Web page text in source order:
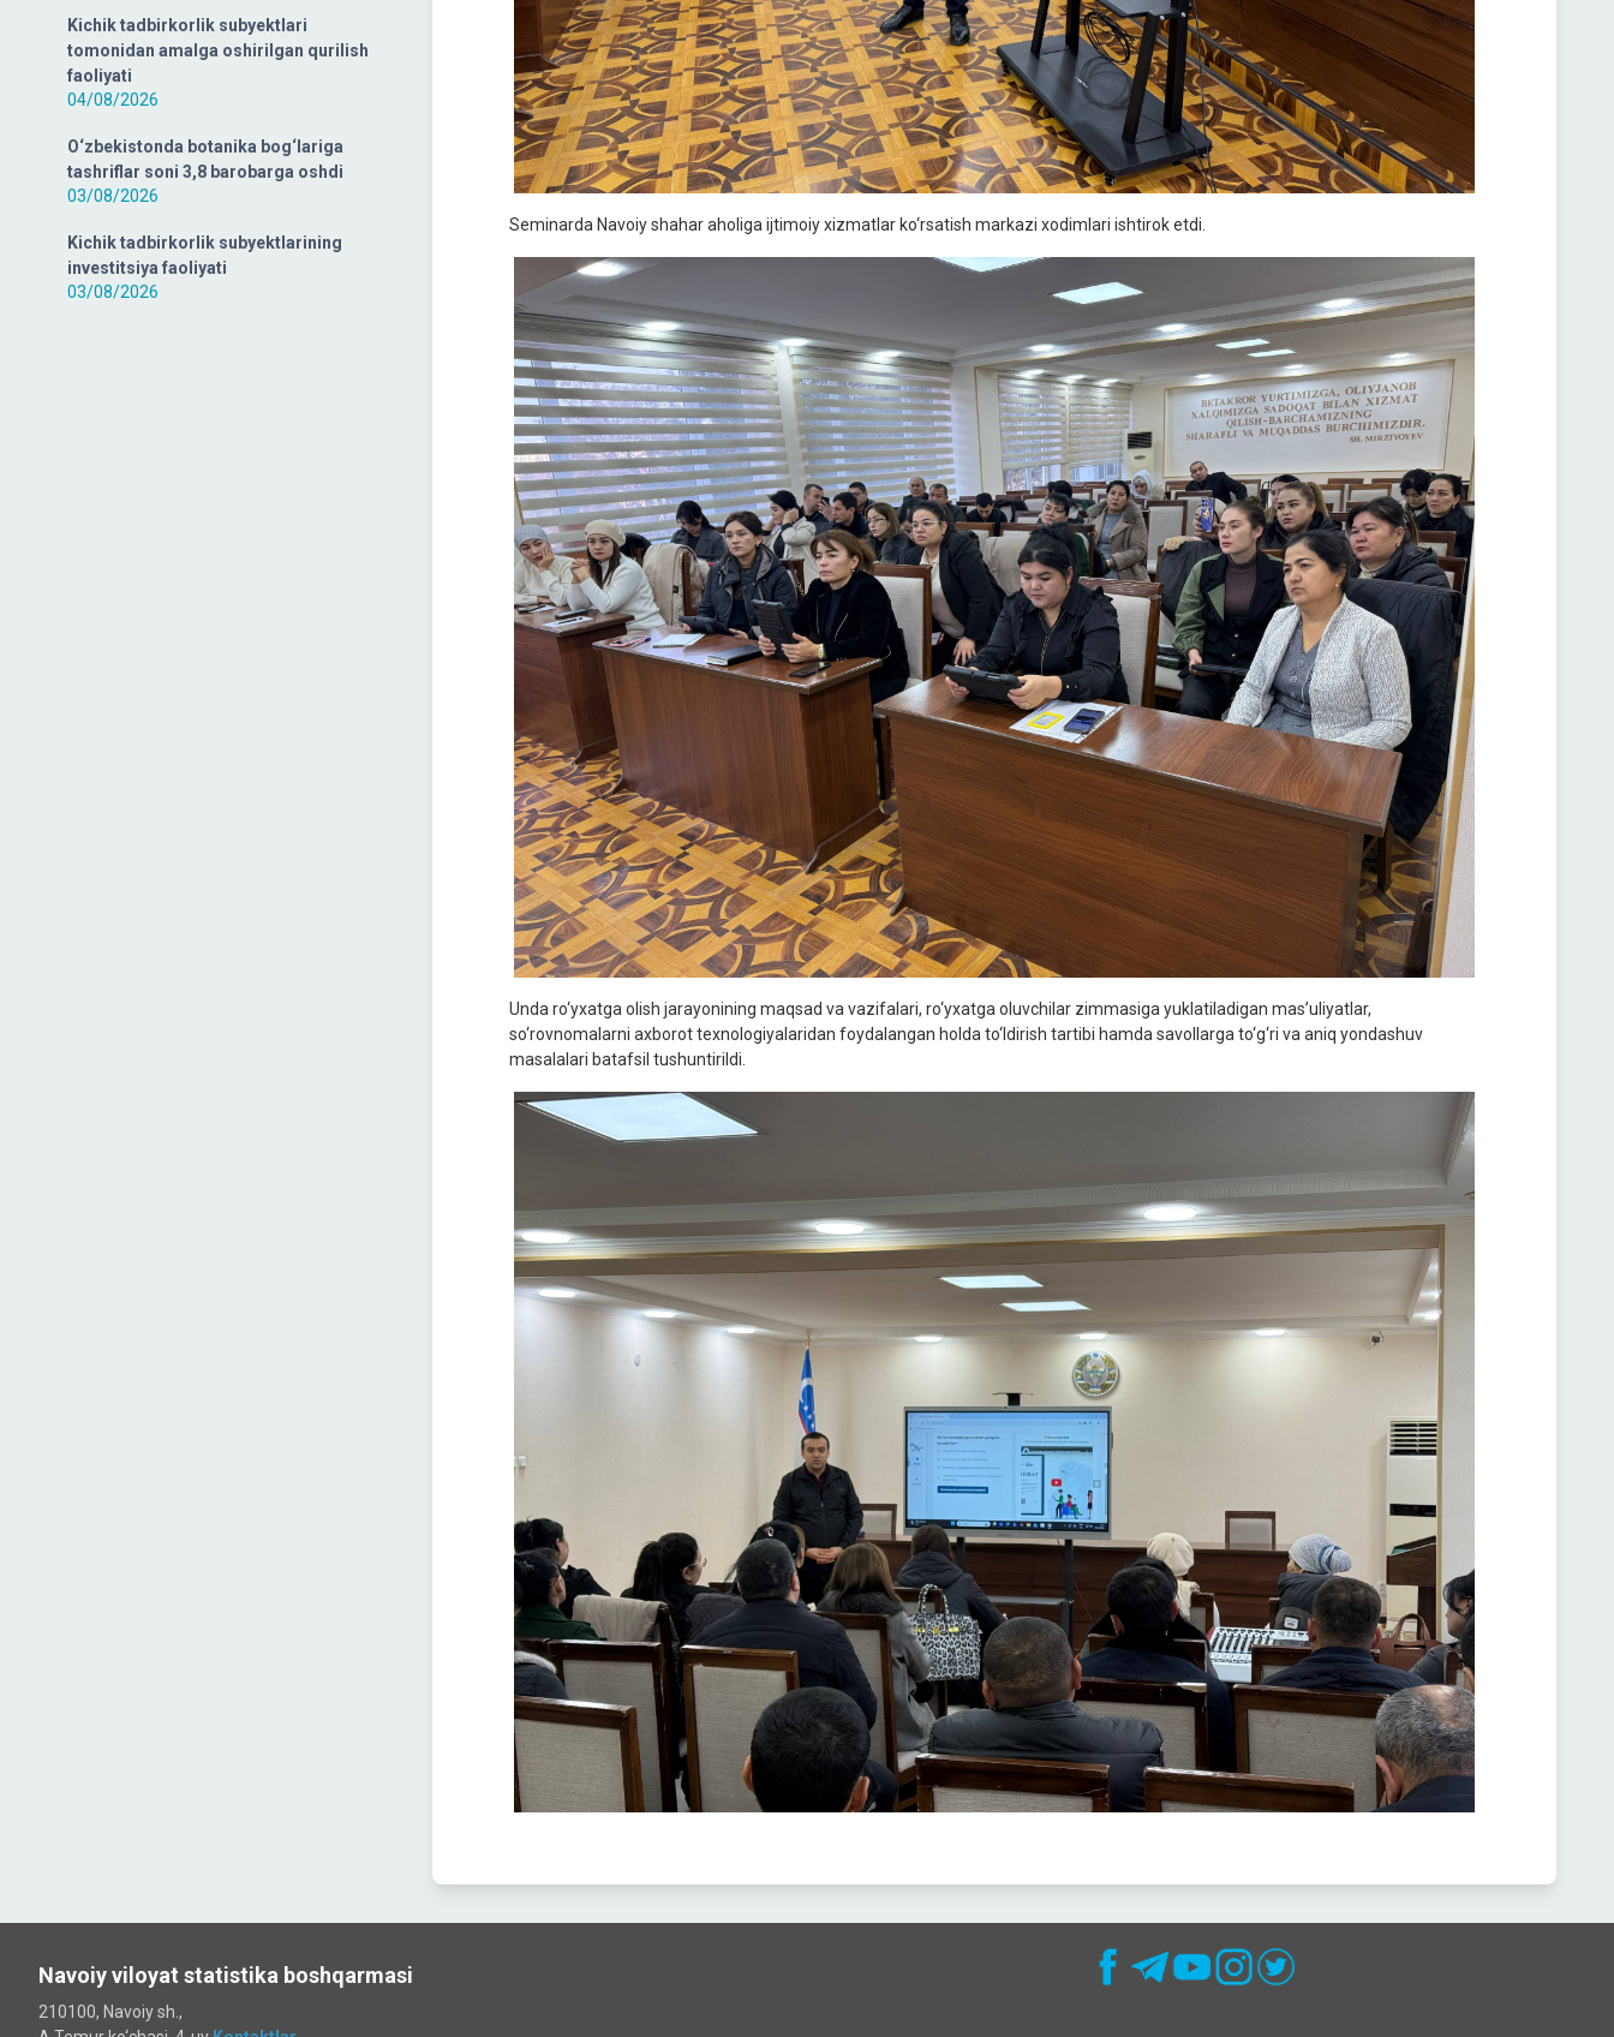
Kichik tadbirkorlik subyektlari
tomonidan amalga oshirilgan qurilish
faoliyati
04/08/2026
O‘zbekistonda botanika bog‘lariga
tashriflar soni 3,8 barobarga oshdi
03/08/2026
Kichik tadbirkorlik subyektlarining
investitsiya faoliyati
03/08/2026
Seminarda Navoiy shahar aholiga ijtimoiy xizmatlar ko‘rsatish markazi xodimlari ishtirok etdi.
Unda ro‘yxatga olish jarayonining maqsad va vazifalari, ro‘yxatga oluvchilar zimmasiga yuklatiladigan mas’uliyatlar,
so‘rovnomalarni axborot texnologiyalaridan foydalangan holda to‘ldirish tartibi hamda savollarga to‘g‘ri va aniq yondashuv
masalalari batafsil tushuntirildi.
Navoiy viloyat statistika boshqarmasi
210100, Navoiy sh.,